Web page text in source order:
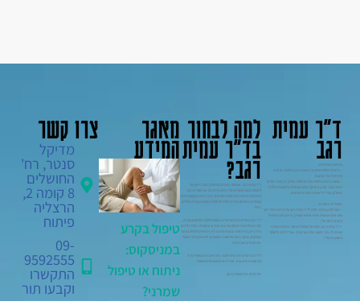
ד"ר עמית
רגב
בתחום מומחיותו:
– ניתוחי החלפת פרקים ראשונית וכן החלפות חוזרות
(רוויזיות) של תותבות.
– מבצע ניתוחי החלפת ברך והחלפת מפרק ירך בבית חולים
מאיר בכפר סבא, במדיקל סנטר בהרצליה (למבוטחי כללית
מושלם, קופ"ח לאומית וחברות הביטוח).
מטופלים מספרים:
– רוצה לפרגן ולומר תודה לד"ר עמית רגב על הניתוח שידי זהב
עשו אותו ושאתה רופא אנושי ומצויין. מי יתן וירבו רופאים
כמותך בישראל !
– ד"ר עמית רגב, תודה על הטיפול המסור. היחס האכפתי
שנתת לי, והכי חשוב תודה שבזכותך אוכל לחזור ולתפקד
באופן נורמלי !
למה לבחור
בד"ר עמית
רגב?
ד"ר עמית רגב, אורטופד מומחה בהרצליה, בעל ניסיון של
למעלה משני עשורים של ניסיון בכירורגיה אורתופדית, עם
התמחות מיוחדת בהחלפת מפרקים. את ניסיונו המקצועי רכש
בעבודתו כמומחה בכיר ביחידה להחלפת מפרקים בבית החולים
מאיר.
ד"ר רגב השלים התמחות-על בתחום החלפת מפרקים בקנדה,
לצד השתלמויות מתקדמות בגרמניה ובאוסטריה. מלבד הליכים
כירורגיים, הוא מציע מגוון פתרונות לא ניתוחיים לטיפול בכאבי
מפרקים, מתוך גישה הוליסטית שמטרתה להתאים לכל מטופל
את הפתרון הטוב ביותר.
ד"ר רגב דוגל ביחס אישי ולבבי, ומתאים את הטיפול על פי
ההיסטוריה הרפואית, אורח החיים והעדפות המטופל.
אל תדחו את הטיפול בכאב.
מאגר
המידע
טיפול בקרע
במניסקוס:
ניתוח או טיפול
שמרני?
צרו קשר
מדיקל
סנטר, רח'
החושלים
8 קומה 2,
הרצליה
פיתוח
09-
9592555
התקשרו
וקבעו תור